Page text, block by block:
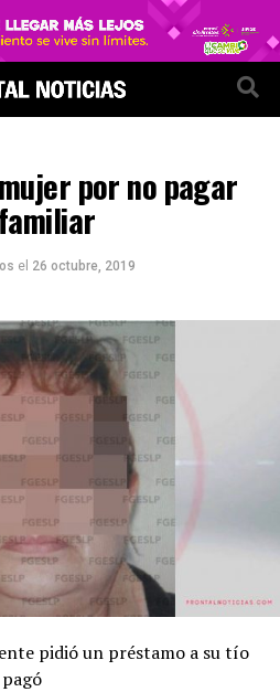
por no pagar
el 26 octubre, 2019
pidió un préstamo a su tío